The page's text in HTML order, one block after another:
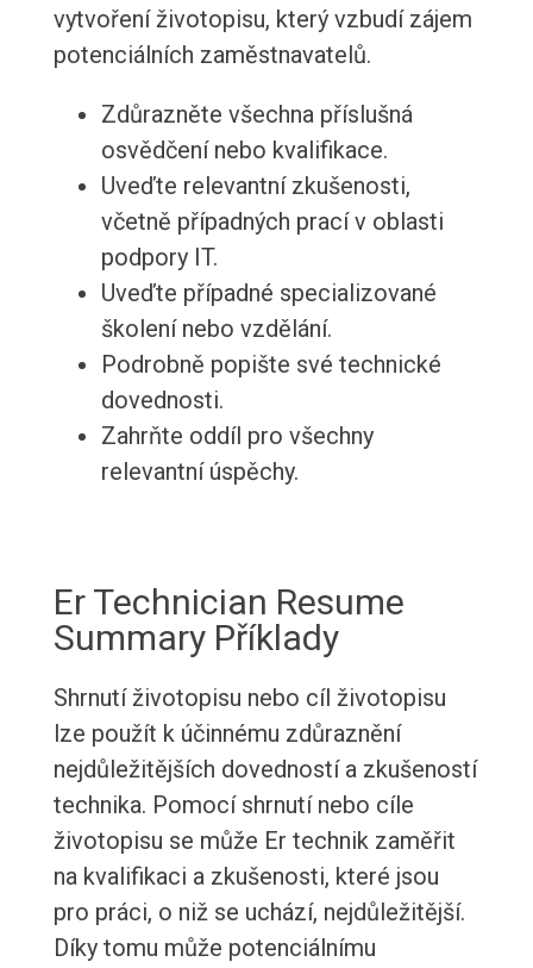
vytvoření životopisu, který vzbudí zájem
potenciálních zaměstnavatelů.
Zdůrazněte všechna příslušná
osvědčení nebo kvalifikace.
Uveďte relevantní zkušenosti,
včetně případných prací v oblasti
podpory IT.
Uveďte případné specializované
školení nebo vzdělání.
Podrobně popište své technické
dovednosti.
Zahrňte oddíl pro všechny
relevantní úspěchy.
Er Technician Resume
Summary Příklady
Shrnutí životopisu nebo cíl životopisu
lze použít k účinnému zdůraznění
nejdůležitějších dovedností a zkušeností
technika. Pomocí shrnutí nebo cíle
životopisu se může Er technik zaměřit
na kvalifikaci a zkušenosti, které jsou
pro práci, o niž se uchází, nejdůležitější.
Díky tomu může potenciálnímu